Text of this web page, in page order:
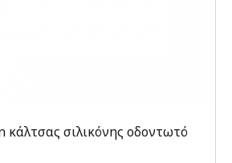
κάλτσας σιλικόνης οδοντωτό